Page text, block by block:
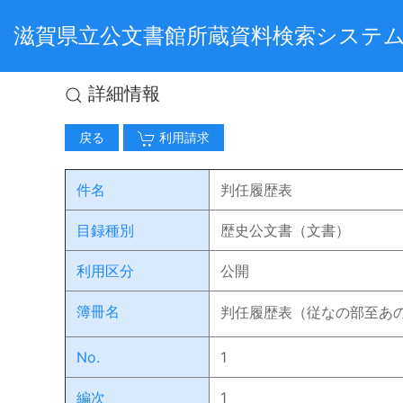
滋賀県立公文書館所蔵資料検索システム
詳細情報
戻る 利用請求
件名 判任履歴表
目録種別 歴史公文書（文書）
利用区分 公開
簿冊名 判任履歴表（従なの部至あ
No. 1
編次 1